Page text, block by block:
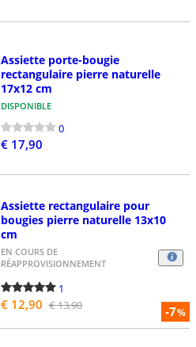
Assiette porte-bougie
rectangulaire pierre naturelle
17x12 cm
DISPONIBLE
0
€ 17,90
-7%
Assiette rectangulaire pour
bougies pierre naturelle 13x10
cm
EN COURS DE
RÉAPPROVISIONNEMENT
1
€ 12,90 € 13,90